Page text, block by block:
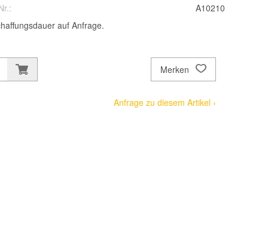
A10210
auf Anfrage.
Merken
Anfrage zu diesem Artikel ›